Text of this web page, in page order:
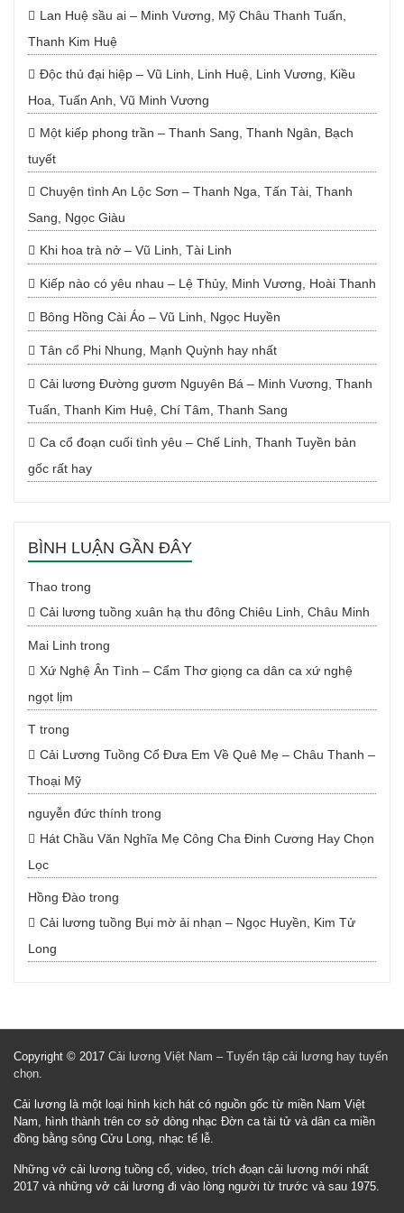
Lan Huệ sầu ai – Minh Vương, Mỹ Châu Thanh Tuấn,
Thanh Kim Huệ
Độc thủ đại hiệp – Vũ Linh, Linh Huệ, Linh Vương, Kiều
Hoa, Tuấn Anh, Vũ Minh Vương
Một kiếp phong trần – Thanh Sang, Thanh Ngân, Bạch
tuyết
Chuyện tình An Lộc Sơn – Thanh Nga, Tấn Tài, Thanh
Sang, Ngọc Giàu
Khi hoa trà nở – Vũ Linh, Tài Linh
Kiếp nào có yêu nhau – Lệ Thủy, Minh Vương, Hoài Thanh
Bông Hồng Cài Áo – Vũ Linh, Ngọc Huyền
Tân cổ Phi Nhung, Mạnh Quỳnh hay nhất
Cải lương Đường gươm Nguyên Bá – Minh Vương, Thanh
Tuấn, Thanh Kim Huệ, Chí Tâm, Thanh Sang
Ca cổ đoạn cuối tình yêu – Chế Linh, Thanh Tuyền bản
gốc rất hay
BÌNH LUẬN GẦN ĐÂY
Thao trong
Cải lương tuồng xuân hạ thu đông Chiêu Linh, Châu Minh
Mai Linh trong
Xứ Nghệ Ân Tình – Cẩm Thơ giọng ca dân ca xứ nghệ
ngọt lịm
T trong
Cải Lương Tuồng Cổ Đưa Em Về Quê Mẹ – Châu Thanh –
Thoại Mỹ
nguyễn đức thính trong
Hát Chầu Văn Nghĩa Mẹ Công Cha Đinh Cương Hay Chọn
Lọc
Hồng Đào trong
Cải lương tuồng Bụi mờ ải nhạn – Ngọc Huyền, Kim Tử
Long
Copyright © 2017 Cải lương Việt Nam – Tuyển tập cải lương hay tuyển
chọn.
Cải lương là một loại hình kịch hát có nguồn gốc từ miền Nam Việt
Nam, hình thành trên cơ sở dòng nhạc Đờn ca tài tử và dân ca miền
đồng bằng sông Cửu Long, nhạc tế lễ.
Những vở cải lương tuồng cổ, video, trích đoạn cải lương mới nhất
2017 và những vở cải lương đi vào lòng người từ trước và sau 1975.